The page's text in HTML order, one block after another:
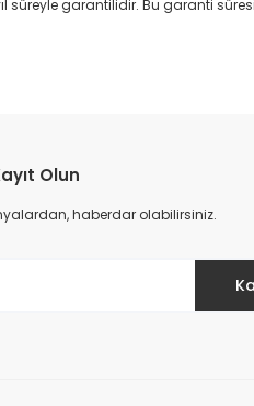
süreyle garantilidir. Bu garanti
Olun
haberdar olabilirsiniz.